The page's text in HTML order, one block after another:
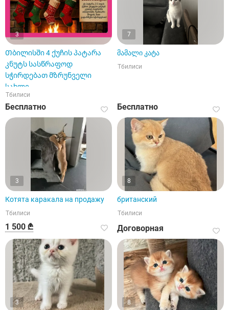
3
Თბილისში 4 ქუჩის პატარა
კნუტს სასწრაფოდ
სჭირდებათ მზრუნველი
სახლი
Тбилиси
Бесплатно
7
მამალი კატა
Тбилиси
Бесплатно
3
Котята каракала на продажу
Тбилиси
1 500 ₾
8
британский
Тбилиси
Договорная
3 8